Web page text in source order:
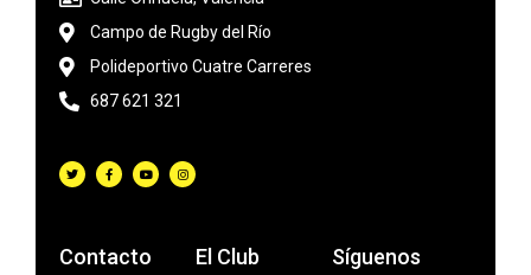
Campo de Rugby del Río
Polideportivo Cuatre Carreres
687 621 321
Contacto El Club Síguenos